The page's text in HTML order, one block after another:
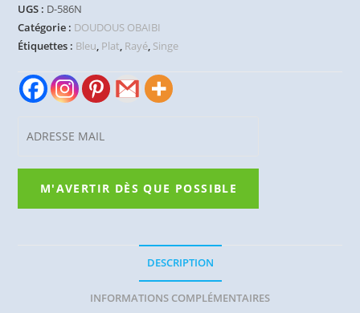
UGS : D-586N
Catégorie : DOUDOUS OBAIBI
Étiquettes : Bleu, Plat, Rayé, Singe
DESCRIPTION
INFORMATIONS COMPLÉMENTAIRES